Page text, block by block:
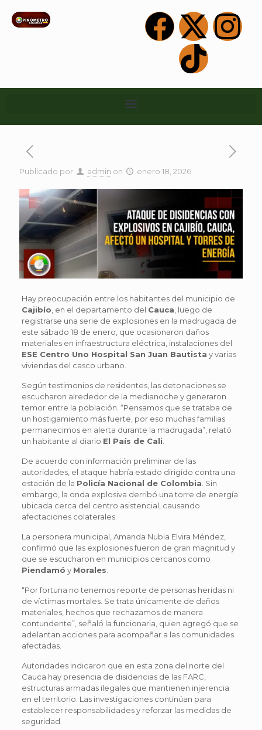
Publicado por admin on enero 18, 2026
Hay preocupación entre los habitantes del municipio de
Cajibío , en el departamento del Cauca , luego de
registrarse una serie de explosiones en la madrugada de
este sábado 18 de enero, que ocasionaron daños
materiales en infraestructura eléctrica, instalaciones del
ESE Centro Uno Hospital San Juan Bautista y varias
viviendas del casco urbano.
Según testimonios de residentes, las detonaciones se
escucharon alrededor de la medianoche y generaron
temor entre la población. “Pensamos que se trataba de
un hostigamiento más fuerte, por eso muchas familias
permanecimos en alerta durante la madrugada”, relató
un habitante al diario El País de Cali
De acuerdo con información preliminar de las
autoridades, el ataque habría estado dirigido contra una
estación de la Policía Nacional de Colombia . Sin
embargo, la onda explosiva derribó una torre de energía
ubicada cerca del centro asistencial, causando
afectaciones colaterales.
La personera municipal, Amanda Nubia Elvira Méndez,
confirmó que las explosiones fueron de gran magnitud y
que se escucharon en municipios cercanos como
Piendamó y Morales
“Por fortuna no tenemos reporte de personas heridas ni
de víctimas mortales. Se trata únicamente de daños
materiales, hechos que rechazamos de manera
contundente”, señaló la funcionaria, quien agregó que se
adelantan acciones para acompañar a las comunidades
afectadas.
Autoridades indicaron que en esta zona del norte del
Cauca hay presencia de disidencias de las FARC,
estructuras armadas ilegales que mantienen injerencia
en el territorio. Las investigaciones continúan para
establecer responsabilidades y reforzar las medidas de
seguridad.